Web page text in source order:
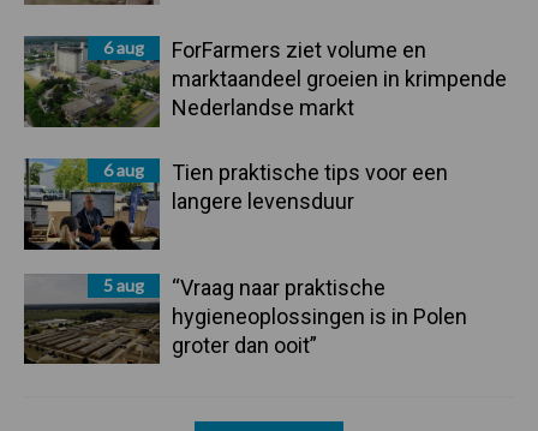
6 aug
ForFarmers ziet volume en
marktaandeel groeien in krimpende
Nederlandse markt
6 aug
Tien praktische tips voor een
langere levensduur
5 aug
“Vraag naar praktische
hygieneoplossingen is in Polen
groter dan ooit”